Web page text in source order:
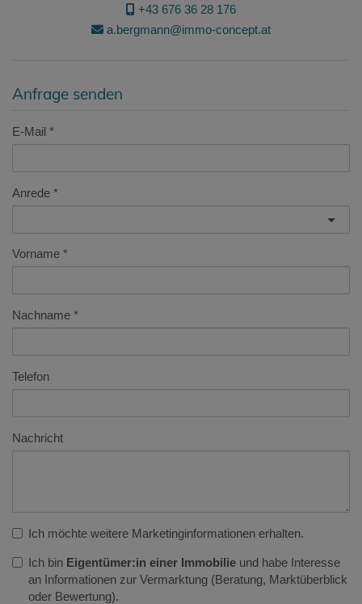
+43 676 36 28 176
a.bergmann@immo-concept.at
Anfrage senden
E-Mail
Anrede
Vorname
Nachname
Telefon
Nachricht
Ich möchte weitere Marketinginformationen erhalten.
Ich bin Eigentümer:in einer Immobilie und habe Interesse
an Informationen zur Vermarktung (Beratung, Marktüberblick
oder Bewertung).